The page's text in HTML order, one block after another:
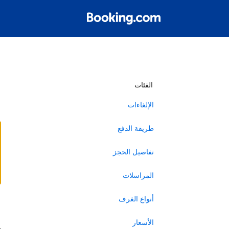
الفئات
الإلغاءات
طريقة الدفع
تفاصيل الحجز
المراسلات
أنواع الغرف
الأسعار